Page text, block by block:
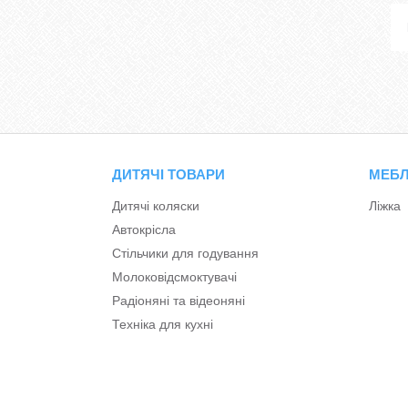
ДИТЯЧІ ТОВАРИ
Дитячі коляски
Автокрісла
Стільчики для годування
Молоковідсмоктувачі
Радіоняні та відеоняні
Техніка для кухні
Ліжка